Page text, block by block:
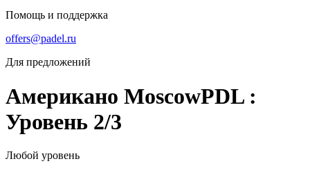
Помощь и поддержка
offers@padel.ru
Для предложений
Американо MoscowPDL :
Уровень 2/3
Любой уровень